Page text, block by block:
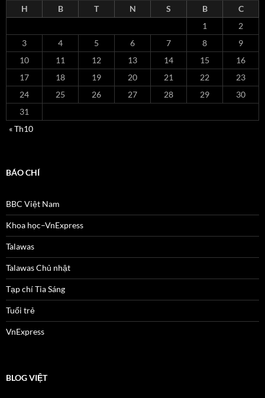
H B T N S B
C
1
2
3
4 5 6 7 8
9
10
11 12 13 14 15
16
17
18 19 20 21 22
23
24
25 26 27 28 29
30
31
« Th10
BÁO CHÍ
BBC Việt Nam
Khoa học–VnExpress
Talawas
Talawas Chủ nhật
Tạp chí Tia Sáng
Tuổi trẻ
VnExpress
BLOG VIỆT